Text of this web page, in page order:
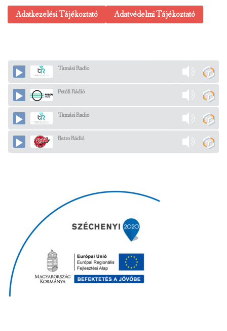
Adatkezelési Tájékoztató Adatvédelmi Tájékoztató
Tamási Radio
Petőfi Rádió
Tamási Radio
Retro Rádió